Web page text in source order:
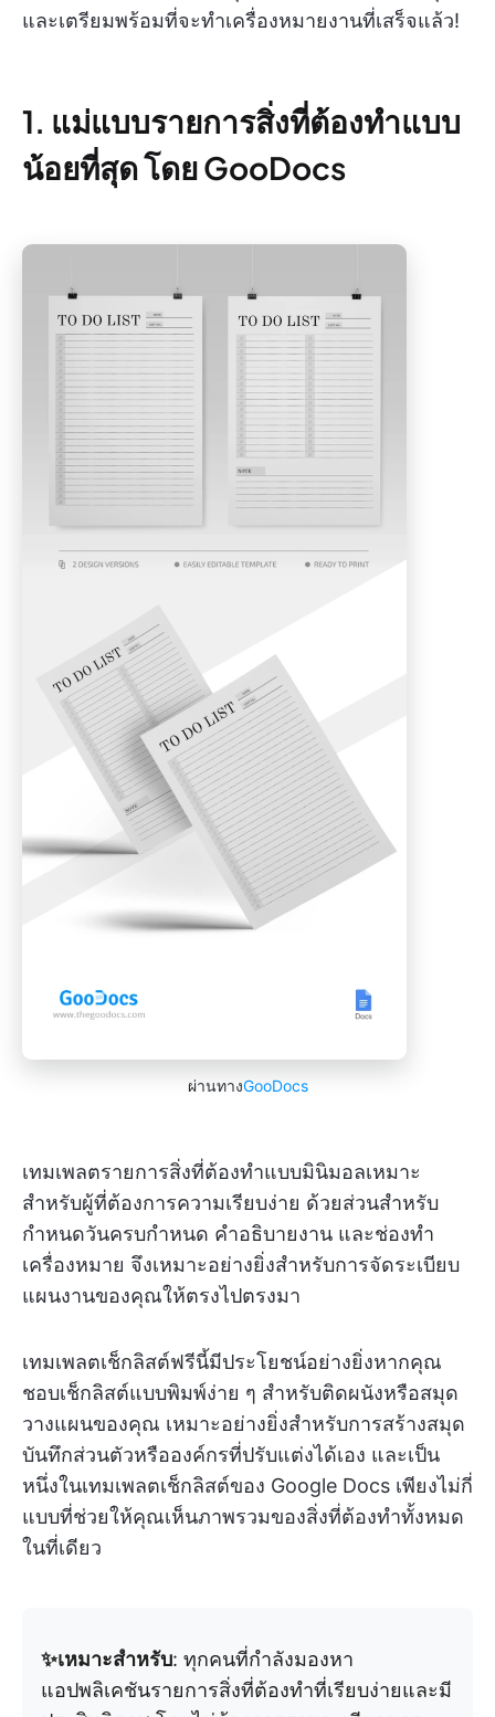
และเตรียมพร้อมที่จะทำเครื่องหมายงานที่เสร็จแล้ว!
1. แม่แบบรายการสิ่งที่ต้องทำแบบ
น้อยที่สุด โดย GooDocs
ผ่านทางGooDocs
เทมเพลตรายการสิ่งที่ต้องทำแบบมินิมอลเหมาะ
สำหรับผู้ที่ต้องการความเรียบง่าย ด้วยส่วนสำหรับ
กำหนดวันครบกำหนด คำอธิบายงาน และช่องทำ
เครื่องหมาย จึงเหมาะอย่างยิ่งสำหรับการจัดระเบียบ
แผนงานของคุณให้ตรงไปตรงมา
เทมเพลตเช็กลิสต์ฟรีนี้มีประโยชน์อย่างยิ่งหากคุณ
ชอบเช็กลิสต์แบบพิมพ์ง่าย ๆ สำหรับติดผนังหรือสมุด
วางแผนของคุณ เหมาะอย่างยิ่งสำหรับการสร้างสมุด
บันทึกส่วนตัวหรือองค์กรที่ปรับแต่งได้เอง และเป็น
หนึ่งในเทมเพลตเช็กลิสต์ของ Google Docs เพียงไม่กี่
แบบที่ช่วยให้คุณเห็นภาพรวมของสิ่งที่ต้องทำทั้งหมด
ในที่เดียว
✨เหมาะสำหรับ: ทุกคนที่กำลังมองหา
แอปพลิเคชันรายการสิ่งที่ต้องทำที่เรียบง่ายและมี